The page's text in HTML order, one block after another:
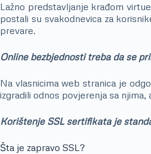
Lažno predstavljanje krađom
postali su svakodnevica za
prevare.
Online bezbjednosti treba da se
Na vlasnicima web stranica je
izgradili odnos povjerenja sa
Korištenje SSL sertifikata je
Šta je zapravo SSL?